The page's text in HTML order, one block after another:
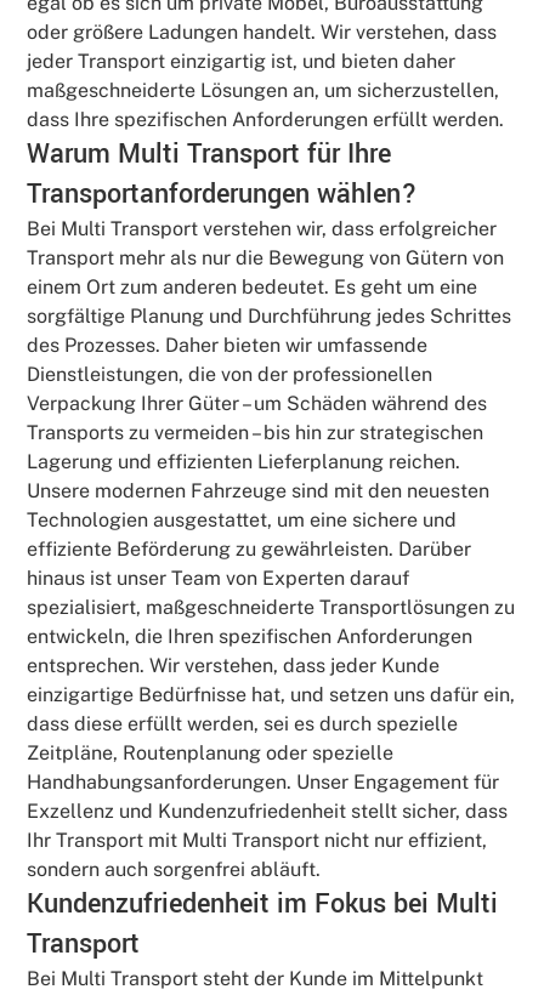
oder größere Ladungen handelt. Wir verstehen, dass
jeder Transport einzigartig ist, und bieten daher
maßgeschneiderte Lösungen an, um sicherzustellen,
dass Ihre spezifischen Anforderungen erfüllt werden.
Warum Multi Transport für Ihre
Transportanforderungen wählen?
Bei Multi Transport verstehen wir, dass erfolgreicher
Transport mehr als nur die Bewegung von Gütern von
einem Ort zum anderen bedeutet. Es geht um eine
sorgfältige Planung und Durchführung jedes Schrittes
des Prozesses. Daher bieten wir umfassende
Dienstleistungen, die von der professionellen
Verpackung Ihrer Güter – um Schäden während des
Transports zu vermeiden – bis hin zur strategischen
Lagerung und effizienten Lieferplanung reichen.
Unsere modernen Fahrzeuge sind mit den neuesten
Technologien ausgestattet, um eine sichere und
effiziente Beförderung zu gewährleisten. Darüber
hinaus ist unser Team von Experten darauf
spezialisiert, maßgeschneiderte Transportlösungen zu
entwickeln, die Ihren spezifischen Anforderungen
entsprechen. Wir verstehen, dass jeder Kunde
einzigartige Bedürfnisse hat, und setzen uns dafür ein,
dass diese erfüllt werden, sei es durch spezielle
Zeitpläne, Routenplanung oder spezielle
Handhabungsanforderungen. Unser Engagement für
Exzellenz und Kundenzufriedenheit stellt sicher, dass
Ihr Transport mit Multi Transport nicht nur effizient,
sondern auch sorgenfrei abläuft.
Kundenzufriedenheit im Fokus bei Multi
Transport
Bei Multi Transport steht der Kunde im Mittelpunkt